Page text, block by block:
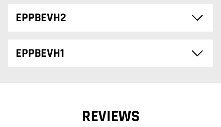
EPPBEVH2
EPPBEVH1
REVIEWS